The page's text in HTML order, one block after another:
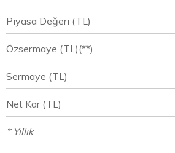
Piyasa Değeri (TL)
Özsermaye (TL)(**)
Sermaye (TL)
Net Kar (TL)
* Yıllık